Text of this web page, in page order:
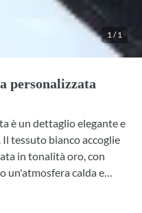
1 /1
personalizzata
è un dettaglio elegante e
tessuto bianco accoglie
in tonalità oro, con
un'atmosfera calda e
conferisce una
speciale gadget da